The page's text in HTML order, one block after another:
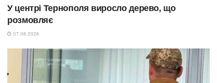
У центрі Тернополя виросло дерево, що
розмовляє
07.08.2026